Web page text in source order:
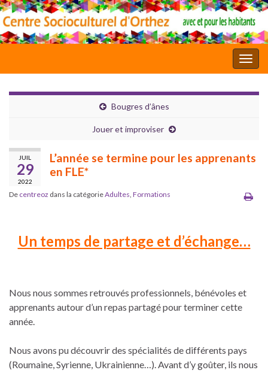
Bougres d’ânes
Jouer et improviser
JUIL
29
2022
L’année se termine pour les apprenants
en FLE*
De centreoz dans la catégorieAdultes, Formations
Un temps de partage et d’échange…
Nous nous sommes retrouvés professionnels, bénévoles et
apprenants autour d’un repas partagé pour terminer cette
année.
Nous avons pu découvrir des spécialités de différents pays
(Roumaine, Syrienne, Ukrainienne…). Avant d’y goûter, ils nous